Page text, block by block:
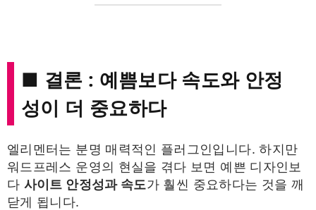
■ 결론 : 예쁨보다 속도와 안정
성이 더 중요하다
엘리멘터는 분명 매력적인 플러그인입니다. 하지만
워드프레스 운영의 현실을 겪다 보면 예쁜 디자인보
다 사이트 안정성과 속도가 훨씬 중요하다는 것을 깨
닫게 됩니다.